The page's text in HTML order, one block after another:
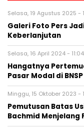
Selasa, 19 Agustus 2025 -
Galeri Foto Pers
Keberlanjutan
Selasa, 16 April 2024 -
Hangatnya
Pasar Modal di BNSP
Minggu, 15 Oktober 2023 -
Pemutusan Batas
Bachmid Menjelang